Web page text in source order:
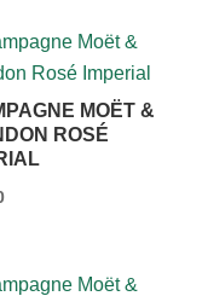
MOËT &
ROSÉ